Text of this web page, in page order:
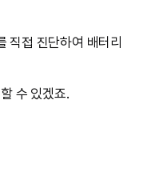
직접 진단하여 배터리
수 있겠죠.